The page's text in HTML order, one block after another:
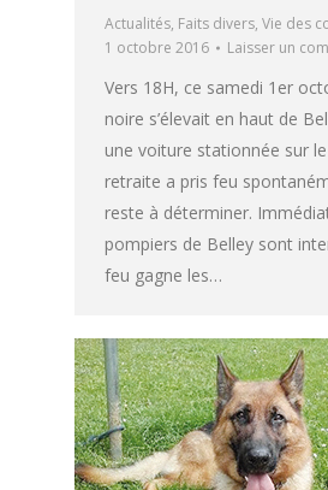
Actualités, Faits divers, Vie des
1 octobre 2016
Laisser un
Vers 18H, ce samedi 1er
noire s’élevait en haut de
une voiture stationnée sur
retraite a pris feu
reste à déterminer.
pompiers de Belley sont
feu gagne les…